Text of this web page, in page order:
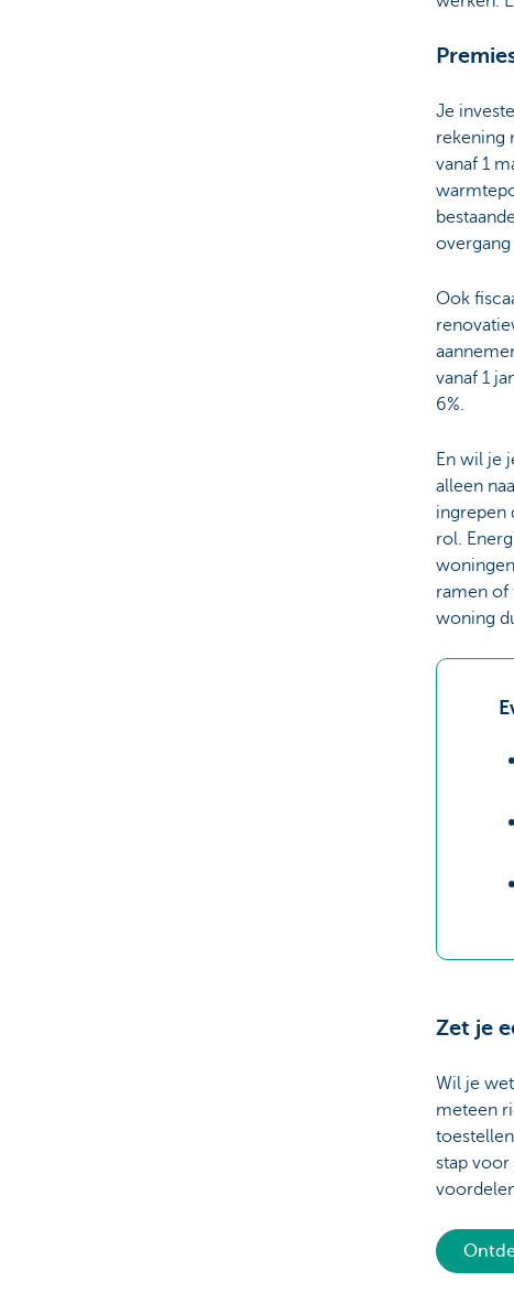
Je
rekening
vanaf 1
Ook
vanaf 1
6%.
En wil je
alleen
ingrepen
rol.
ramen of
woning
Zet je
Wil je
meteen
stap voor